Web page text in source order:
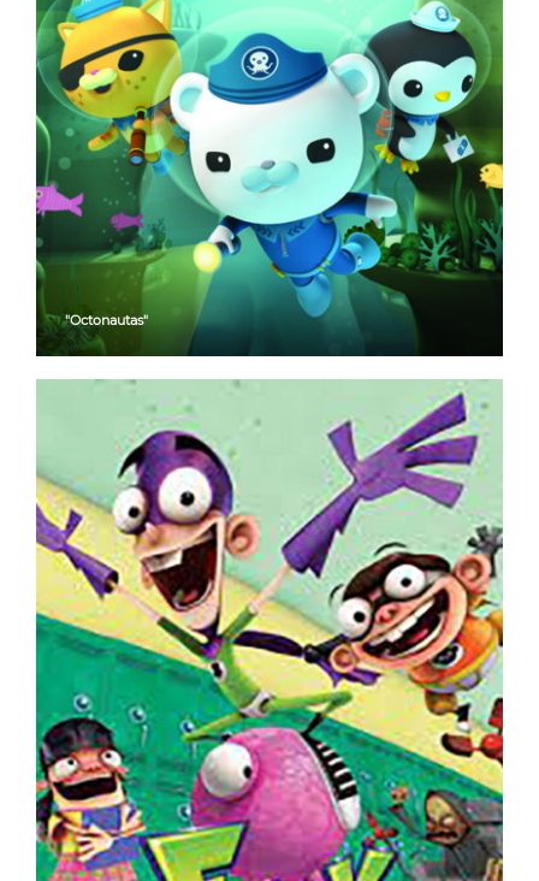
"Octonautas"